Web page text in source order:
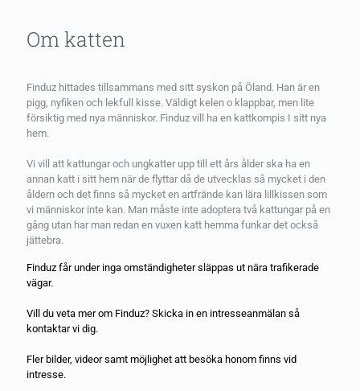
Om katten
Finduz hittades tillsammans med sitt syskon på Öland. Han är en
pigg, nyfiken och lekfull kisse. Väldigt kelen o klappbar, men lite
försiktig med nya människor. Finduz vill ha en kattkompis I sitt nya
hem.
Vi vill att kattungar och ungkatter upp till ett års ålder ska ha en
annan katt i sitt hem när de flyttar då de utvecklas så mycket i den
åldern och det finns så mycket en artfrände kan lära lillkissen som
vi människor inte kan. Man måste inte adoptera två kattungar på en
gång utan har man redan en vuxen katt hemma funkar det också
jättebra.
Finduz får under inga omständigheter släppas ut nära trafikerade
vägar.
Vill du veta mer om Finduz? Skicka in en intresseanmälan så
kontaktar vi dig.
Fler bilder, videor samt möjlighet att besöka honom finns vid
intresse.